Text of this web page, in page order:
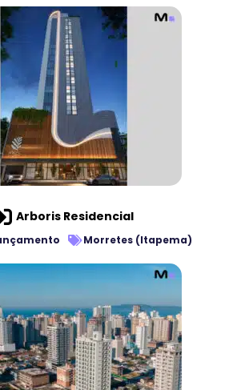
Arboris Residencial
Morretes (Itapema)